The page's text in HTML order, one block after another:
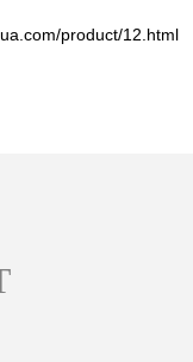
product/12.html